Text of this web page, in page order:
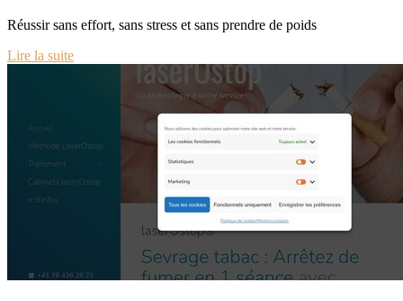
Réussir sans effort, sans stress et sans prendre de poids
Lire la suite